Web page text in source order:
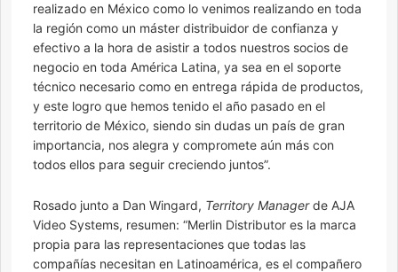
realizado en México como lo venimos realizando en toda
la región como un máster distribuidor de confianza y
efectivo a la hora de asistir a todos nuestros socios de
negocio en toda América Latina, ya sea en el soporte
técnico necesario como en entrega rápida de productos,
y este logro que hemos tenido el año pasado en el
territorio de México, siendo sin dudas un país de gran
importancia, nos alegra y compromete aún más con
todos ellos para seguir creciendo juntos”.
Rosado junto a Dan Wingard, Territory Managerde AJA
Video Systems, resumen: “Merlin Distributor es la marca
propia para las representaciones que todas las
compañías necesitan en Latinoamérica, es el compañero